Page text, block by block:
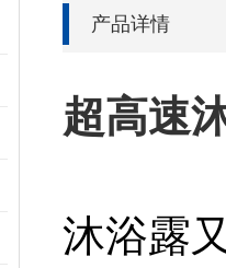
产品详情
超高速
沐浴露